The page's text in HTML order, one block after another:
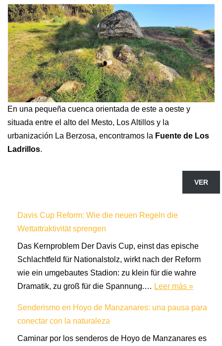
En una pequeña cuenca orientada de este a oeste y
situada entre el alto del Mesto, Los Altillos y la
urbanización La Berzosa, encontramos la Fuente de Los
Ladrillos.
VER
Davis Cup Reform: Wie die neuen Regeln die
Wettattraktivität sprengen
Das Kernproblem Der Davis Cup, einst das epische
Schlachtfeld für Nationalstolz, wirkt nach der Reform
wie ein umgebautes Stadion: zu klein für die wahre
Dramatik, zu groß für die Spannung.… Leer más »
Senderismo en Hoyo de Manzanares: una pausa para
conectar con la naturaleza
Caminar por los senderos de Hoyo de Manzanares es